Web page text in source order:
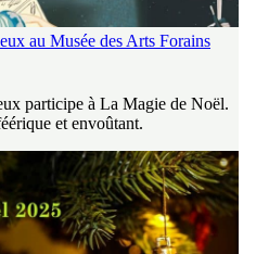
au Musée des Arts Forains
participe à La Magie de Noël.
et envoûtant.